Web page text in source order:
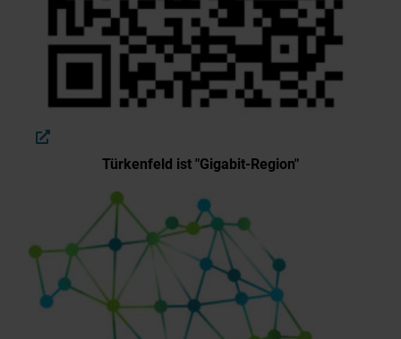
Türkenfeld ist "Gigabit-Region"